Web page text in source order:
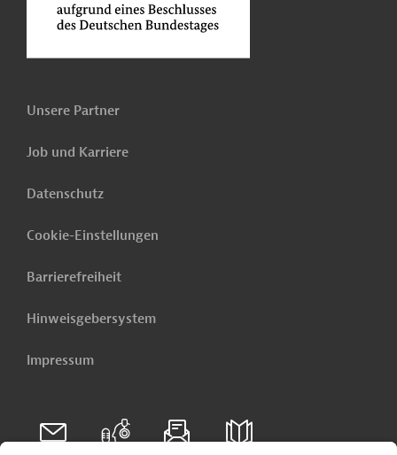
Unsere Partner
Job und Karriere
Datenschutz
Cookie-Einstellungen
Barrierefreiheit
Hinweisgebersystem
Impressum